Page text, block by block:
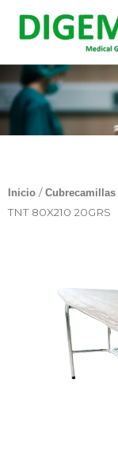
Inicio / Cubrecamillas
TNT 80X210 20GRS